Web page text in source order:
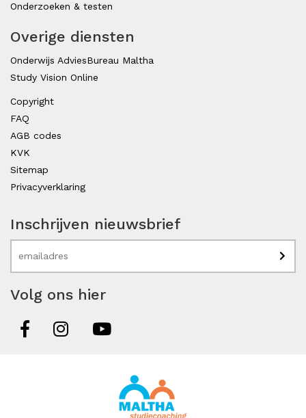
Onderzoeken & testen
Overige diensten
Onderwijs AdviesBureau Maltha
Study Vision Online
Copyright
FAQ
AGB codes
KVK
Sitemap
Privacyverklaring
Inschrijven nieuwsbrief
Volg ons hier